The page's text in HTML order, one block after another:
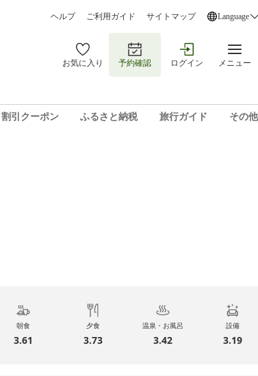
ヘルプ ご利用ガイド サイトマップ Language
お気に入り 予約確認 ログイン メニュー
割引クーポン ふるさと納税 旅行ガイド その他
朝食
3.61
夕食
3.73
温泉・お風呂
3.42
設備
3.19